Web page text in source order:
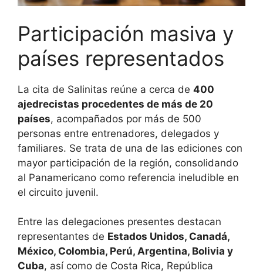
Participación masiva y
países representados
La cita de Salinitas reúne a cerca de 400
ajedrecistas procedentes de más de 20
países, acompañados por más de 500
personas entre entrenadores, delegados y
familiares. Se trata de una de las ediciones con
mayor participación de la región, consolidando
al Panamericano como referencia ineludible en
el circuito juvenil.
Entre las delegaciones presentes destacan
representantes de Estados Unidos, Canadá,
México, Colombia, Perú, Argentina, Bolivia y
Cuba, así como de Costa Rica, República